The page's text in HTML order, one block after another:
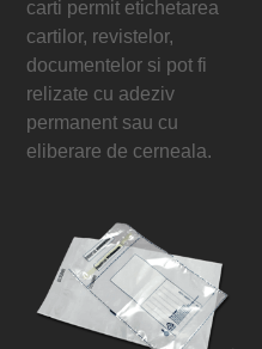
carti permit etichetarea
cartilor, revistelor,
documentelor si pot fi
relizate cu adeziv
permanent sau cu
eliberare de cerneala.